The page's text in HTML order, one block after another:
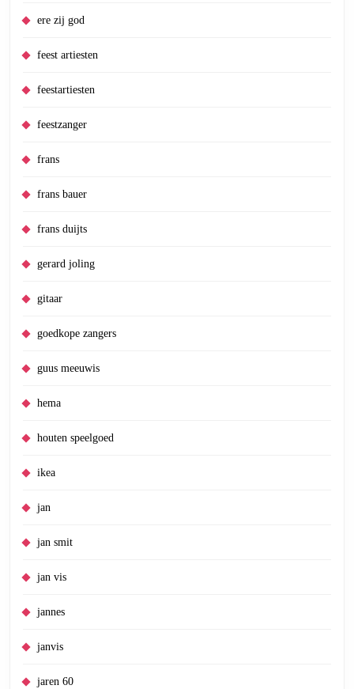
ere zij god
feest artiesten
feestartiesten
feestzanger
frans
frans bauer
frans duijts
gerard joling
gitaar
goedkope zangers
guus meeuwis
hema
houten speelgoed
ikea
jan
jan smit
jan vis
jannes
janvis
jaren 60